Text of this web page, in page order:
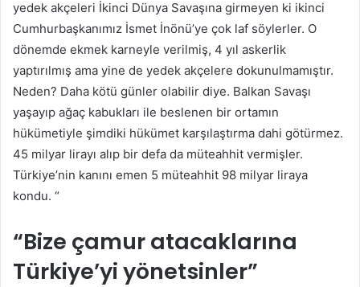
yedek akçeleri İkinci Dünya Savaşına girmeyen ki ikinci
Cumhurbaşkanımız İsmet İnönü’ye çok laf söylerler. O
dönemde ekmek karneyle verilmiş, 4 yıl askerlik
yaptırılmış ama yine de yedek akçelere dokunulmamıştır.
Neden? Daha kötü günler olabilir diye. Balkan Savaşı
yaşayıp ağaç kabukları ile beslenen bir ortamın
hükümetiyle şimdiki hükümet karşılaştırma dahi götürmez.
45 milyar lirayı alıp bir defa da müteahhit vermişler.
Türkiye’nin kanını emen 5 müteahhit 98 milyar liraya
kondu. “
“Bize çamur atacaklarına
Türkiye’yi yönetsinler”